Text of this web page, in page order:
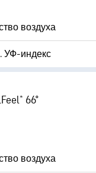
облаков
воздуха
УФ-индекс
Brightness Index™
66°
воздуха